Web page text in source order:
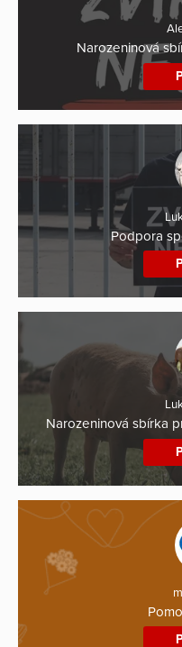
Narozeninová
Podpora
Narozeninová sbírka